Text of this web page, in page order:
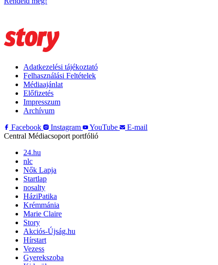
Adatkezelési tájékoztató
Felhasználási Feltételek
Médiaajánlat
Előfizetés
Impresszum
Archívum
Facebook
Instagram YouTube
E-mail
Central Médiacsoport portfólió
24.hu
nlc
Nők Lapja
Startlap
nosalty
HáziPatika
Krémmánia
Marie Claire
Story
Akciós-Újság.hu
Hírstart
Vezess
Gyerekszoba